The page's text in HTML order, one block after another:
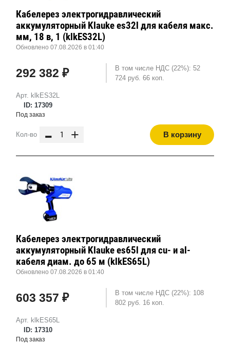
Арт. klkES32L
ID: 17309
Кабелерез электрогидравлический
аккумуляторный Klauke es32l для кабеля макс.
мм, 18 в, 1 (klkES32L)
Обновлено 07.08.2026 в 01:40
292 382 ₽
В том числе НДС (22%): 52
724 руб. 66 коп.
Под заказ
Кол-во - + В корзину
Арт. klkES65L
ID: 17310
Кабелерез электрогидравлический
аккумуляторный Klauke es65l для cu- и al-
кабеля диам. до 65 м (klkES65L)
Обновлено 07.08.2026 в 01:40
603 357 ₽
В том числе НДС (22%): 108
802 руб. 16 коп.
Под заказ